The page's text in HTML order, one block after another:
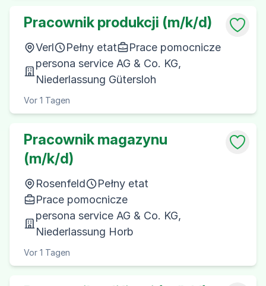
Pracownik produkcji (m/k/d)
Verl Pełny etat
Prace pomocnicze
persona service AG & Co. KG,
Niederlassung Gütersloh
Vor 1 Tagen
Pracownik magazynu
(m/k/d)
Rosenfeld
Pełny etat
Prace pomocnicze
persona service AG & Co. KG,
Niederlassung Horb
Vor 1 Tagen